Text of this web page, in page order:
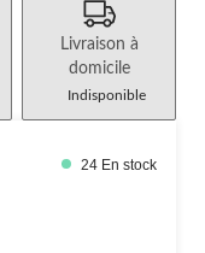
Livraison à
domicile
Indisponible
24 En stock